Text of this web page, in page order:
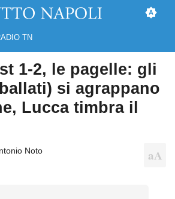
TN
1-2, le pagelle: gli
si agrappano
Lucca timbra il
Noto